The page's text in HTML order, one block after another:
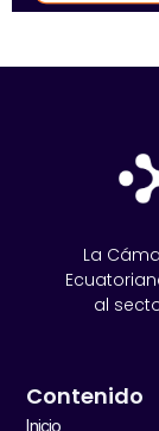
La
al
Contenido
Inicio